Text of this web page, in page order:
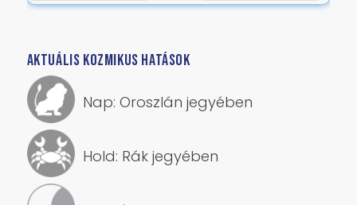
AKTUÁLIS KOZMIKUS HATÁSOK
Nap: Oroszlán jegyében
Hold: Rák jegyében
Fogyó hold